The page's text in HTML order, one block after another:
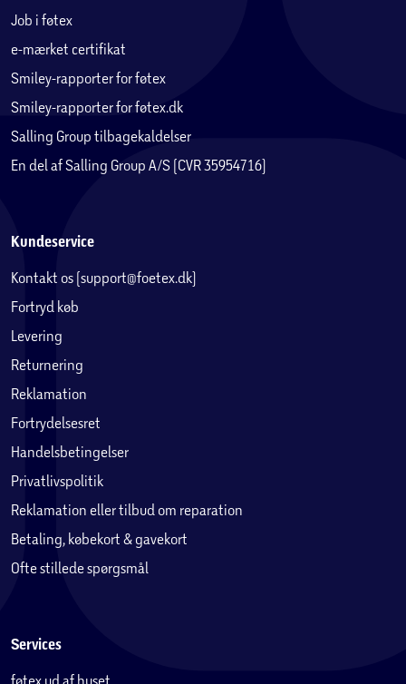
Job i føtex
e-mærket certifikat
Smiley-rapporter for føtex
Smiley-rapporter for føtex.dk
Salling Group tilbagekaldelser
En del af Salling Group A/S (CVR 35954716)
Kundeservice
Kontakt os (support@foetex.dk)
Fortryd køb
Levering
Returnering
Reklamation
Fortrydelsesret
Handelsbetingelser
Privatlivspolitik
Reklamation eller tilbud om reparation
Betaling, købekort & gavekort
Ofte stillede spørgsmål
Services
føtex ud af huset